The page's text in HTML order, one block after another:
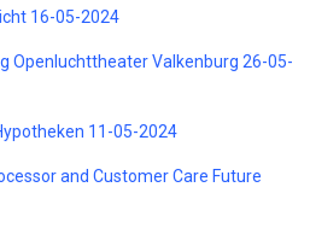
16-05-2024
Openluchttheater Valkenburg 26-05-
11-05-2024
and Customer Care Future